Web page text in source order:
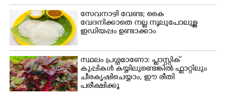
സേവനാഴി വേണ്ട; കൈ
വേദനിക്കാതെ നല്ല നൂലുപോലുള്ള
ഇഡിയപ്പം ഉണ്ടാക്കാം
സ്ഥലം പ്രശ്നമാണോ: പ്ലാസ്റ്റിക്
കുപ്പികൾ കയ്യിലുണ്ടെങ്കിൽ ഫ്ലാറ്റിലും
ചീരകൃഷിചെയ്യാം, ഈ രീതി
പരീക്ഷിക്കൂ